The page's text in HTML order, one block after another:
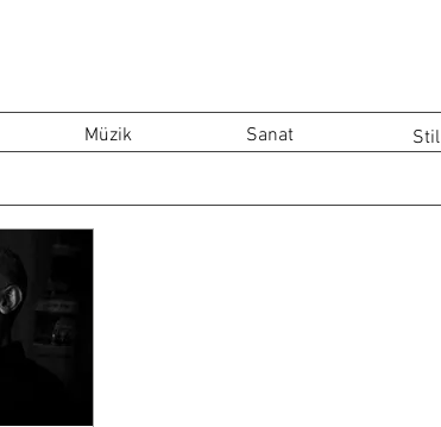
Müzik Sanat Stil